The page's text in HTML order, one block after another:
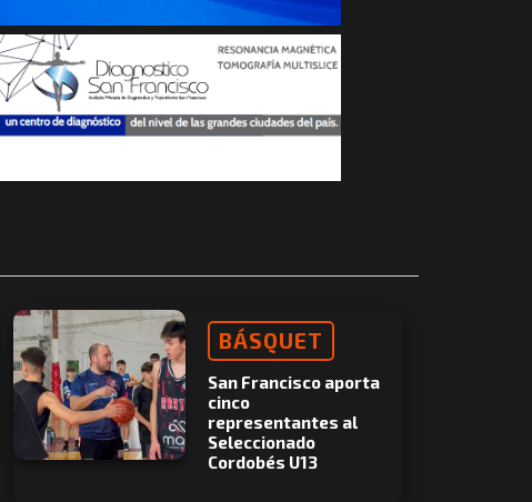
BÁSQUET
San Francisco aporta
cinco
representantes al
Seleccionado
Cordobés U13